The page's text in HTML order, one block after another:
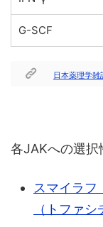
G-SCF
日本薬理学
各JAKへの選択
スマイラフ
（トファシ